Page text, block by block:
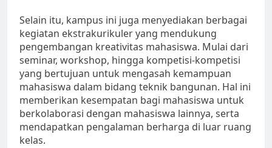
Selain itu, kampus ini juga menyediakan berbagai
kegiatan ekstrakurikuler yang mendukung
pengembangan kreativitas mahasiswa. Mulai dari
seminar, workshop, hingga kompetisi-kompetisi
yang bertujuan untuk mengasah kemampuan
mahasiswa dalam bidang teknik bangunan. Hal ini
memberikan kesempatan bagi mahasiswa untuk
berkolaborasi dengan mahasiswa lainnya, serta
mendapatkan pengalaman berharga di luar ruang
kelas.